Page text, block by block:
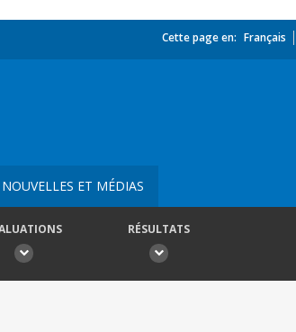
Cette page en: Français
NOUVELLES ET MÉDIAS
RÉSULTATS